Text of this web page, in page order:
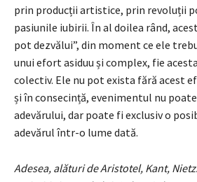
prin producții artistice, prin revoluții
pasiunile iubirii. În al doilea rând,
pot dezvălui”, din moment ce ele
unui efort asiduu și complex, fie
colectiv. Ele nu pot exista fără acest
și în consecință, evenimentul nu
adevărului, dar poate fi exclusiv o
adevărul într-o lume dată.
Adesea, alături de Aristotel, Kant,